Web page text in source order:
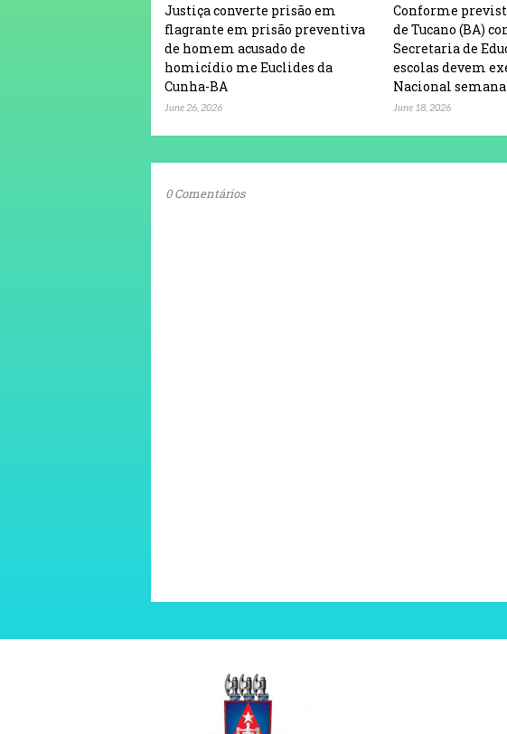
Justiça converte prisão em
flagrante em prisão preventiva
de homem acusado de
homicídio me Euclides da
Cunha-BA
June 26, 2026
Conforme
de Tucano (BA)
Secretaria de
escolas devem
Nacional
June 18, 2026
0 Comentários